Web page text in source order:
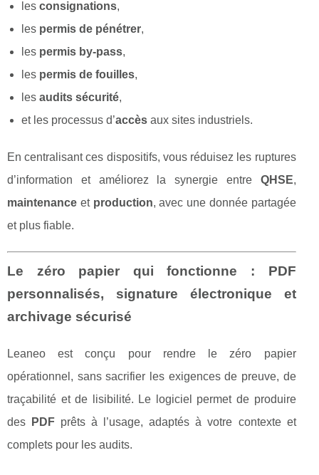
les consignations,
les permis de pénétrer,
les permis by-pass,
les permis de fouilles,
les audits sécurité,
et les processus d’accès aux sites industriels.
En centralisant ces dispositifs, vous réduisez les ruptures
d’information et améliorez la synergie entre QHSE,
maintenance et production, avec une donnée partagée
et plus fiable.
Le zéro papier qui fonctionne : PDF
personnalisés, signature électronique et
archivage sécurisé
Leaneo est conçu pour rendre le zéro papier
opérationnel, sans sacrifier les exigences de preuve, de
traçabilité et de lisibilité. Le logiciel permet de produire
des
PDF prêts à l’usage, adaptés à votre contexte et
complets pour les audits.